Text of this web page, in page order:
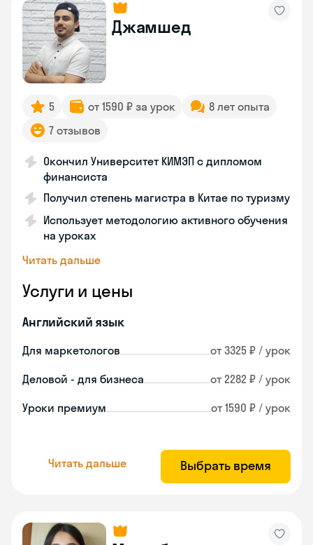
Джамшед
5 от 1590 ₽ за урок
8 лет опыта
7 отзывов
Окончил Университет КИМЭП с дипломом
финансиста
Получил степень магистра в Китае по туризму
Использует методологию активного обучения
на уроках
Читать дальше
Услуги и цены
Английский язык
Для маркетологов от 3325 ₽ / урок
Деловой - для бизнеса от 2282 ₽ / урок
Уроки премиум от 1590 ₽ / урок
Читать дальше Выбрать время